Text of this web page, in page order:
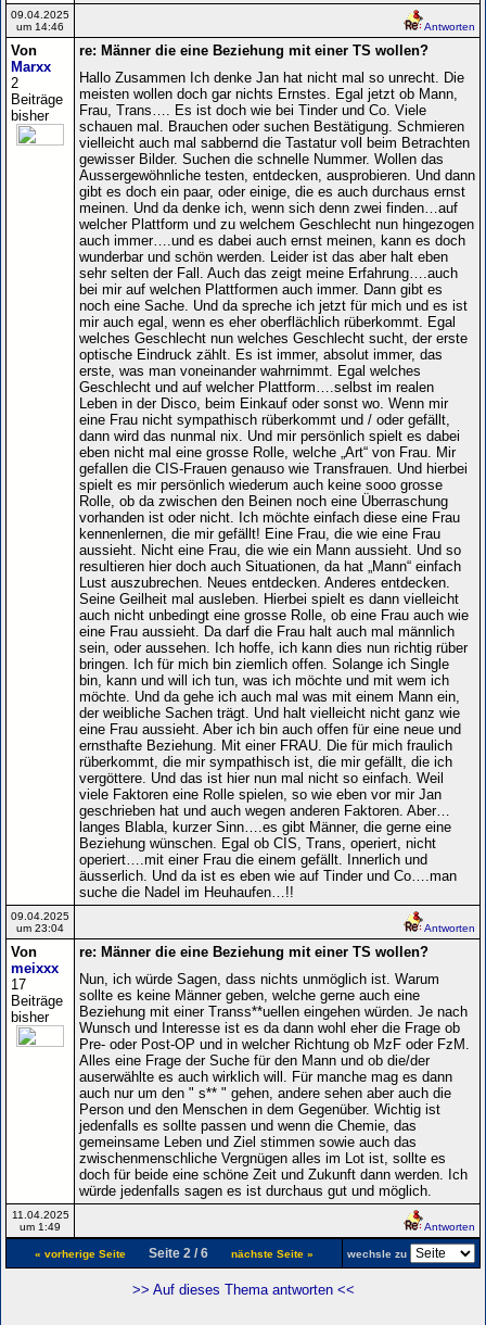
09.04.2025
um 14:46
Antworten
Von
Marxx
2
Beiträge
bisher
re: Männer die eine Beziehung mit einer TS wollen?
Hallo Zusammen Ich denke Jan hat nicht mal so unrecht. Die
meisten wollen doch gar nichts Ernstes. Egal jetzt ob Mann,
Frau, Trans…. Es ist doch wie bei Tinder und Co. Viele
schauen mal. Brauchen oder suchen Bestätigung. Schmieren
vielleicht auch mal sabbernd die Tastatur voll beim Betrachten
gewisser Bilder. Suchen die schnelle Nummer. Wollen das
Aussergewöhnliche testen, entdecken, ausprobieren. Und dann
gibt es doch ein paar, oder einige, die es auch durchaus ernst
meinen. Und da denke ich, wenn sich denn zwei finden…auf
welcher Plattform und zu welchem Geschlecht nun hingezogen
auch immer….und es dabei auch ernst meinen, kann es doch
wunderbar und schön werden. Leider ist das aber halt eben
sehr selten der Fall. Auch das zeigt meine Erfahrung….auch
bei mir auf welchen Plattformen auch immer. Dann gibt es
noch eine Sache. Und da spreche ich jetzt für mich und es ist
mir auch egal, wenn es eher oberflächlich rüberkommt. Egal
welches Geschlecht nun welches Geschlecht sucht, der erste
optische Eindruck zählt. Es ist immer, absolut immer, das
erste, was man voneinander wahrnimmt. Egal welches
Geschlecht und auf welcher Plattform….selbst im realen
Leben in der Disco, beim Einkauf oder sonst wo. Wenn mir
eine Frau nicht sympathisch rüberkommt und / oder gefällt,
dann wird das nunmal nix. Und mir persönlich spielt es dabei
eben nicht mal eine grosse Rolle, welche „Art“ von Frau. Mir
gefallen die CIS-Frauen genauso wie Transfrauen. Und hierbei
spielt es mir persönlich wiederum auch keine sooo grosse
Rolle, ob da zwischen den Beinen noch eine Überraschung
vorhanden ist oder nicht. Ich möchte einfach diese eine Frau
kennenlernen, die mir gefällt! Eine Frau, die wie eine Frau
aussieht. Nicht eine Frau, die wie ein Mann aussieht. Und so
resultieren hier doch auch Situationen, da hat „Mann“ einfach
Lust auszubrechen. Neues entdecken. Anderes entdecken.
Seine Geilheit mal ausleben. Hierbei spielt es dann vielleicht
auch nicht unbedingt eine grosse Rolle, ob eine Frau auch wie
eine Frau aussieht. Da darf die Frau halt auch mal männlich
sein, oder aussehen. Ich hoffe, ich kann dies nun richtig rüber
bringen. Ich für mich bin ziemlich offen. Solange ich Single
bin, kann und will ich tun, was ich möchte und mit wem ich
möchte. Und da gehe ich auch mal was mit einem Mann ein,
der weibliche Sachen trägt. Und halt vielleicht nicht ganz wie
eine Frau aussieht. Aber ich bin auch offen für eine neue und
ernsthafte Beziehung. Mit einer FRAU. Die für mich fraulich
rüberkommt, die mir sympathisch ist, die mir gefällt, die ich
vergöttere. Und das ist hier nun mal nicht so einfach. Weil
viele Faktoren eine Rolle spielen, so wie eben vor mir Jan
geschrieben hat und auch wegen anderen Faktoren. Aber…
langes Blabla, kurzer Sinn….es gibt Männer, die gerne eine
Beziehung wünschen. Egal ob CIS, Trans, operiert, nicht
operiert….mit einer Frau die einem gefällt. Innerlich und
äusserlich. Und da ist es eben wie auf Tinder und Co….man
suche die Nadel im Heuhaufen…!!
09.04.2025
um 23:04
Antworten
Von
meixxx
17
Beiträge
bisher
re: Männer die eine Beziehung mit einer TS wollen?
Nun, ich würde Sagen, dass nichts unmöglich ist. Warum
sollte es keine Männer geben, welche gerne auch eine
Beziehung mit einer Transs**uellen eingehen würden. Je nach
Wunsch und Interesse ist es da dann wohl eher die Frage ob
Pre- oder Post-OP und in welcher Richtung ob MzF oder FzM.
Alles eine Frage der Suche für den Mann und ob die/der
auserwählte es auch wirklich will. Für manche mag es dann
auch nur um den " s** " gehen, andere sehen aber auch die
Person und den Menschen in dem Gegenüber. Wichtig ist
jedenfalls es sollte passen und wenn die Chemie, das
gemeinsame Leben und Ziel stimmen sowie auch das
zwischenmenschliche Vergnügen alles im Lot ist, sollte es
doch für beide eine schöne Zeit und Zukunft dann werden. Ich
würde jedenfalls sagen es ist durchaus gut und möglich.
11.04.2025
um 1:49
Antworten
« vorherige Seite Seite 2 / 6 nächste Seite » wechsle zu
>> Auf dieses Thema antworten <<